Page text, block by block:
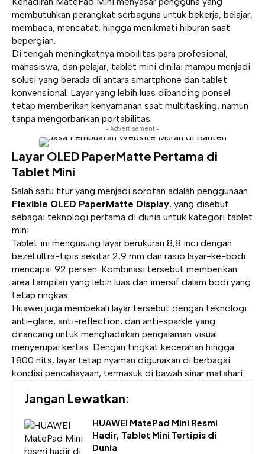
membutuhkan perangkat serbaguna untuk bekerja, belajar,
membaca, mencatat, hingga menikmati hiburan saat
bepergian.
Di tengah meningkatnya mobilitas para profesional,
mahasiswa, dan pelajar, tablet mini dinilai mampu menjadi
solusi yang berada di antara smartphone dan tablet
konvensional. Layar yang lebih luas dibanding ponsel
tetap memberikan kenyamanan saat multitasking, namun
tanpa mengorbankan portabilitas.
- Advertisement -
Layar OLED PaperMatte Pertama di
Tablet Mini
Salah satu fitur yang menjadi sorotan adalah penggunaan
Flexible OLED PaperMatte Display, yang disebut
sebagai teknologi pertama di dunia untuk kategori tablet
mini.
Tablet ini mengusung layar berukuran 8,8 inci dengan
bezel ultra-tipis sekitar 2,9 mm dan rasio layar-ke-bodi
mencapai 92 persen. Kombinasi tersebut memberikan
area tampilan yang lebih luas dan imersif dalam bodi yang
tetap ringkas.
Huawei juga membekali layar tersebut dengan teknologi
anti-glare, anti-reflection, dan anti-sparkle yang
dirancang untuk menghadirkan pengalaman visual
menyerupai kertas. Dengan tingkat kecerahan hingga
1.800 nits, layar tetap nyaman digunakan di berbagai
kondisi pencahayaan, termasuk di bawah sinar matahari.
Jangan Lewatkan:
HUAWEI MatePad Mini Resmi
Hadir, Tablet Mini Tertipis di
Dunia